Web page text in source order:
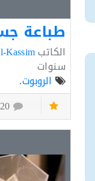
الكاتبKassim
سنوات
الروبوت.